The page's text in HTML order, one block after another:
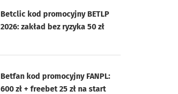
Betclic kod promocyjny BETLP
2026: zakład bez ryzyka 50 zł
Betfan kod promocyjny FANPL:
600 zł + freebet 25 zł na start